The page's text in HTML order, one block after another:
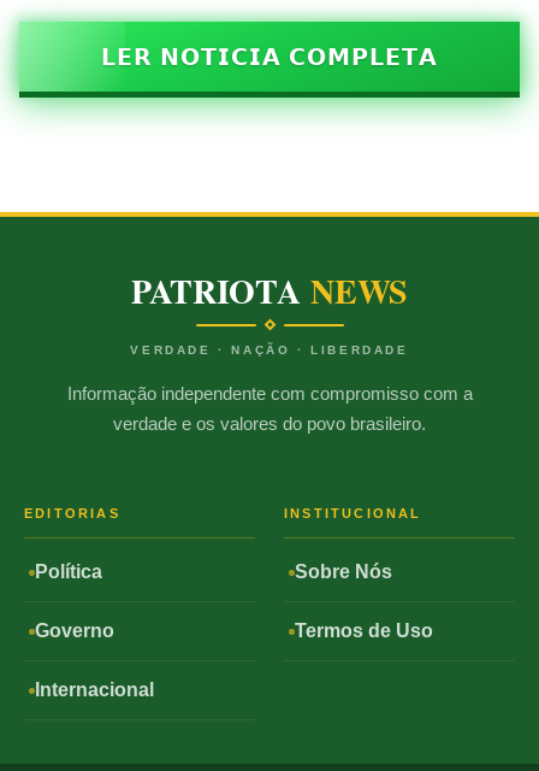
𝗟𝗘𝗥 𝗡𝗢𝗧𝗜𝗖𝗜𝗔 𝗖𝗢𝗠𝗣𝗟𝗘𝗧𝗔
PATRIOTANEWS
VERDADE · NAÇÃO · LIBERDADE
Informação independente com compromisso com a
verdade e os valores do povo brasileiro.
EDITORIAS
Política
Governo
Internacional
INSTITUCIONAL
Sobre Nós
Termos de Uso